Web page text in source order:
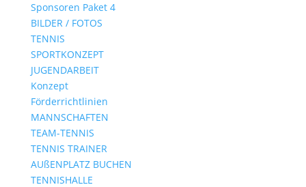
Sponsoren Paket 4
BILDER / FOTOS
TENNIS
SPORTKONZEPT
JUGENDARBEIT
Konzept
Förderrichtlinien
MANNSCHAFTEN
TEAM-TENNIS
TENNIS TRAINER
AUßENPLATZ BUCHEN
TENNISHALLE